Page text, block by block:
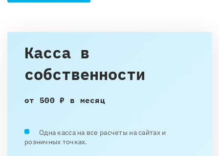
Касса в
собственности
от 500 ₽ в месяц
Одна касса на все расчеты на сайтах и
розничных точках.